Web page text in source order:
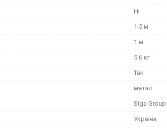
Ні
1.5 м
1 м
5.6 кг
Так
метал
Siga Group
Україна